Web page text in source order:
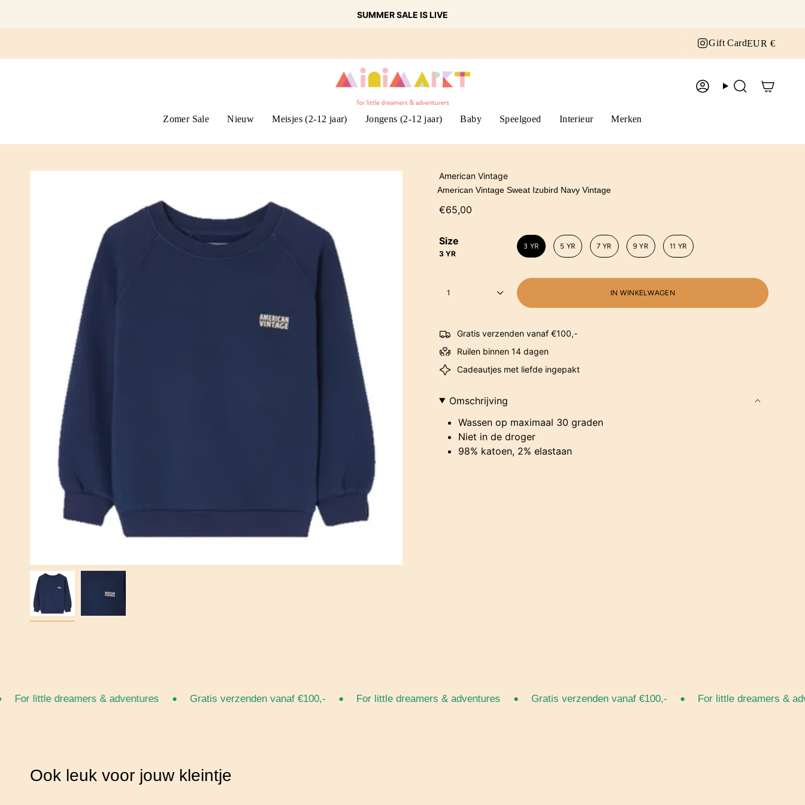
SUMMER SALE IS LIVE
Instagram
Gift Card EUR €
AccountZoek
Zomer Sale Nieuw Meisjes (2-12 jaar) Jongens (2-12 jaar) Baby Speelgoed Interieur Merken
American Vintage
American Vintage Sweat Izubird Navy Vintage
€65,00
Size
3 YR
3 YR 5 YR 7 YR 9 YR 11 YR
1 IN WINKELWAGEN
Gratis verzenden vanaf €100,-
Ruilen binnen 14 dagen
Cadeautjes met liefde ingepakt
Omschrijving
Wassen op maximaal 30 graden
Niet in de droger
98% katoen, 2% elastaan
little dreamers & adventures • Gratis verzenden vanaf €100,- • For little dreamers & adventures • Gratis verzenden vanaf €100,- • For little dreamers &
Ook leuk voor jouw kleintje